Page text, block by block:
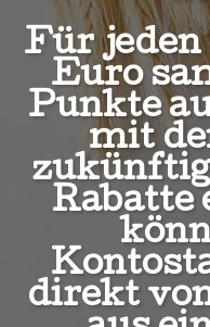
Für jeden
Euro
Punkte
mit
Rabatte
direkt